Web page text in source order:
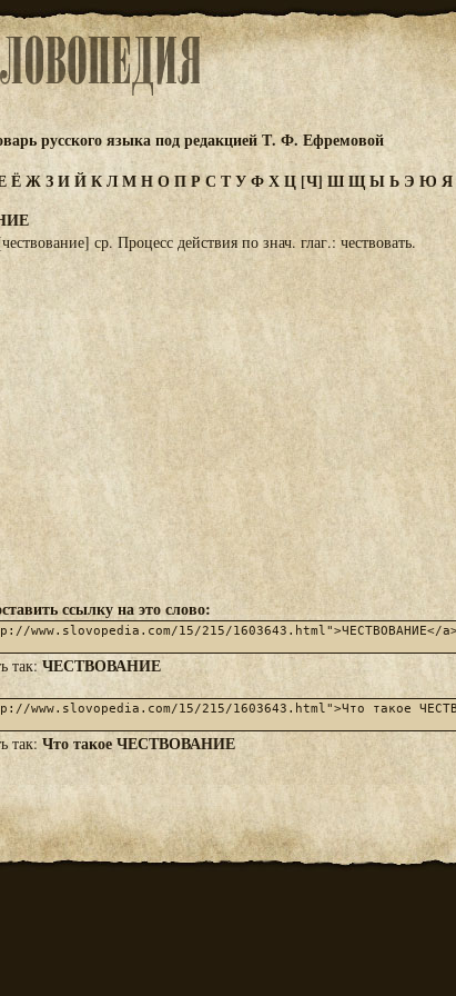
русского языка под редакцией Т. Ф. Ефремовой
ЁЖЗИЙКЛМНОПРС ТУФХЦ [Ч]ШЩЫЬ Э Ю Я
ср. Процесс действия по знач. глаг.: чествовать.
ссылку на это слово:
так:ЧЕСТВОВАНИЕ
так: Что такое ЧЕСТВОВАНИЕ